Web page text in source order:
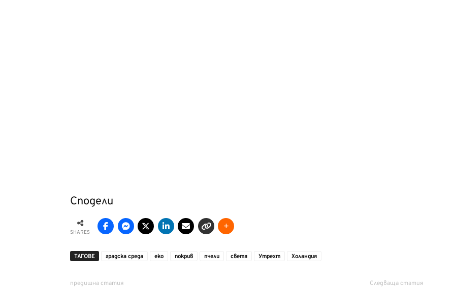
Сподели
SHARES
ТАГОВЕ градска среда еко покрив пчели светя Утрехт Холандия
предишна статия Следваща статия